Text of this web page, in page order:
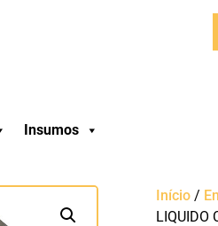
Insumos
Início/
LIQUIDO